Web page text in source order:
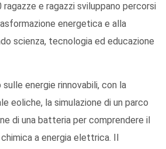
ragazze e ragazzi sviluppano percorsi
energetica e alla
scienza, tecnologia ed educazione
energie rinnovabili, con la
eoliche, la simulazione di un parco
di una batteria per comprendere il
a energia elettrica. Il